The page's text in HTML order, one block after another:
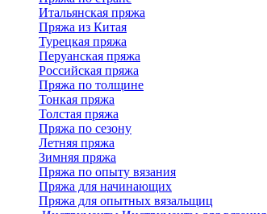
Итальянская пряжа
Пряжа из Китая
Турецкая пряжа
Перуанская пряжа
Российская пряжа
Пряжа по толщине
Тонкая пряжа
Толстая пряжа
Пряжа по сезону
Летняя пряжа
Зимняя пряжа
Пряжа по опыту вязания
Пряжа для начинающих
Пряжа для опытных вязальщиц